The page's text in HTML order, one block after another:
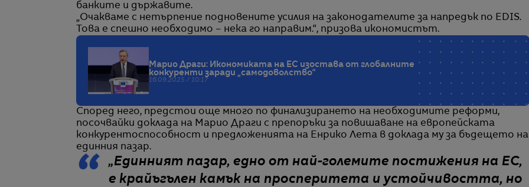
банките и държавите.
„Очакваме с нетърпение подновените усилия на законодателите за напредък по EDIS.
Това е спешно необходимо – нека го направим.“, призова икономистът.
Марио Драги: Икономиката на ЕС изостава от глобалните
конкуренти заради „самодоволство“
16.09.2025 / 10:17
Според него, предстои още много по финализирането на необходимите реформи,
посочвайки доклада на Марио Драги с препоръки за повишаване на европейската
конкурентоспособност и предложенията на Енрико Лета в доклада му за бъдещето на
единния пазар.
„Единният пазар, едно от най-големите постижения на ЕС,
е крайъгълен камък на просперитета и устойчивостта, но